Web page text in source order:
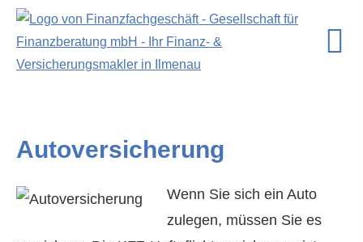
Auto­ver­si­che­rung
Wenn Sie sich ein Auto
zulegen, müssen Sie es